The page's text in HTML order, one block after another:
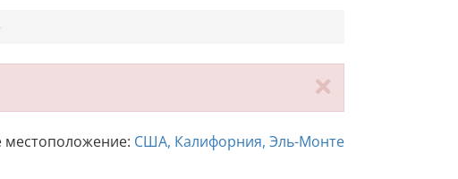
местоположение: США, Калифорния, Эль-Монте